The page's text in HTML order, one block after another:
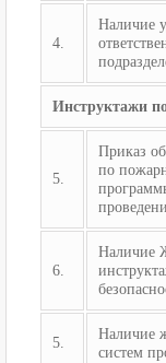
4.
Наличие
Инструктажи
5.
Приказ
по
6.
Наличие
5.
Наличие
систем